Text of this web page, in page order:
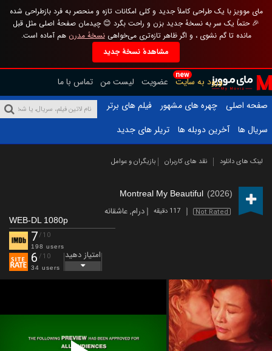
مای موویز با یک طراحی کاملاً جدید و کلی امکانات تازه و منحصر به فرد بازطراحی شده
🎉 حتماً یک سر به نسخهٔ جدید بزن و راحت بگرد 😊 چیدمان صفحهٔ اصلی مثل قبل
مانده تا گم نشوی ، و اگر ظاهر تازه‌تری می‌خواهینسخهٔ مدرن هم آماده است.
مشاهدهٔ نسخهٔ جدید
new
ورود به سایت عضویت لیست من تماس با ما
صفحه اصلی
چهره های مشهور
فیلم های برتر
سریال ها
آخرین دوبله ها تریلر های جدید
لینک های دانلود نقد های کاربران بازیگران و عوامل
Montreal My Beautiful (2026)
Not Rated 117 دقیقه درام,عاشقانه
WEB-DL 1080p
7/10
198 users
6 /10
34 users
امتیاز دهید